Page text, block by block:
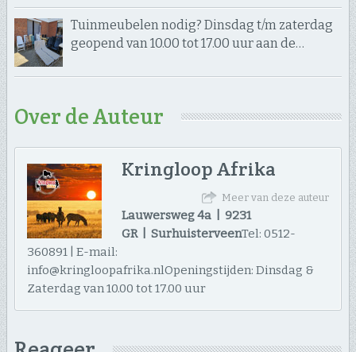
Tuinmeubelen nodig? Dinsdag t/m zaterdag
geopend van 10.00 tot 17.00 uur aan de…
Over de Auteur
Kringloop Afrika
Meer van deze auteur
Lauwersweg 4a | 9231
GR | SurhuisterveenTel: 0512-
360891 | E-mail:
info@kringloopafrika.nlOpeningstijden: Dinsdag &
Zaterdag van 10.00 tot 17.00 uur